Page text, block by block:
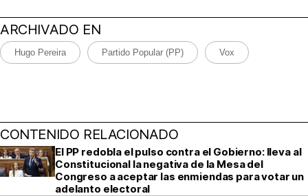
ARCHIVADO EN
Hugo Pereira Partido Popular (PP) Vox
CONTENIDO RELACIONADO
El PP redobla el pulso contra el Gobierno: lleva al
Constitucional la negativa de la Mesa del
Congreso a aceptar las enmiendas para votar un
adelanto electoral